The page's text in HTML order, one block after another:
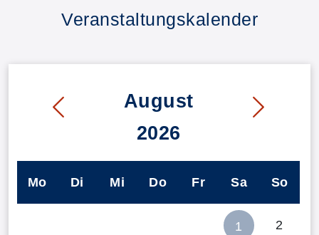
Veranstaltungskalender
August
2026
Mo Di Mi Do Fr Sa So
1 2